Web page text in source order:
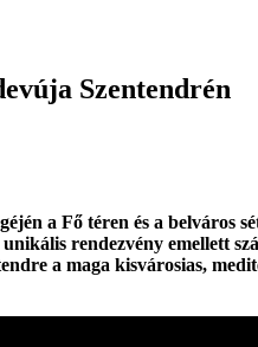
Szentendrén
a Fő téren és a belváros
unikális rendezvény emellett
a maga kisvárosias,